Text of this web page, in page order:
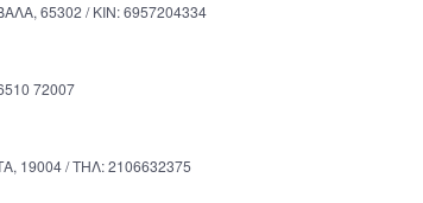
65302 / KIN: 6957204334
72007
19004 / ΤΗΛ: 2106632375